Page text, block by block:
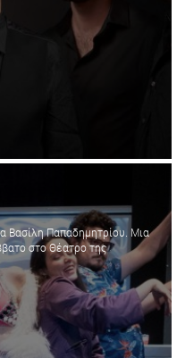
Βασίλη Παπαδημητρίου. Μια
στο Θέατρο της